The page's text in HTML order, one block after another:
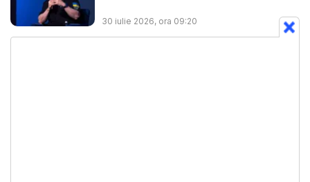
30 iulie 2026, ora 09:20